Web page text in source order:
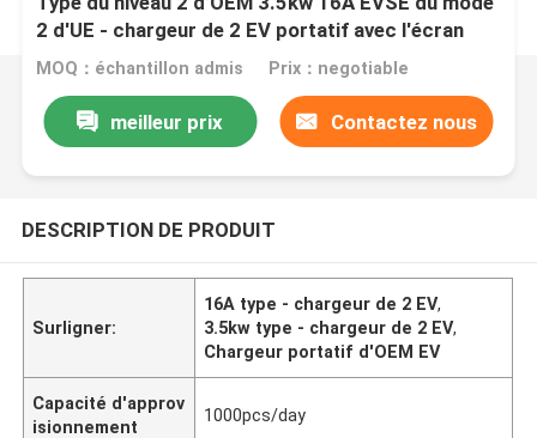
2 d'UE - chargeur de 2 EV portatif avec l'écran
MOQ：échantillon admis Prix：negotiable
meilleur prix Contactez nous
DESCRIPTION DE PRODUIT
Surligner:
16A type - chargeur de 2 EV,
3.5kw type - chargeur de 2 EV,
Chargeur portatif d'OEM EV
Capacité d'approv
isionnement
1000pcs/day